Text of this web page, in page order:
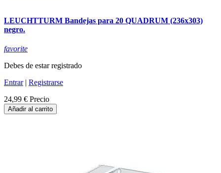
LEUCHTTURM Bandejas para 20 QUADRUM (236x303)
negro.
favorite
Debes de estar registrado
Entrar| Registrarse
24,99 € Precio
Añadir al carrito